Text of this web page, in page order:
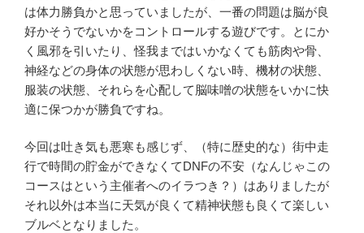
は体力勝負かと思っていましたが、一番の問題は脳が良
好かそうでないかをコントロールする遊びです。とにか
く風邪を引いたり、怪我まではいかなくても筋肉や骨、
神経などの身体の状態が思わしくない時、機材の状態、
服装の状態、それらを心配して脳味噌の状態をいかに快
適に保つかが勝負ですね。
今回は吐き気も悪寒も感じず、（特に歴史的な）街中走
行で時間の貯金ができなくてDNFの不安（なんじゃこの
コースはという主催者へのイラつき？）はありましたが
それ以外は本当に天気が良くて精神状態も良くて楽しい
ブルベとなりました。